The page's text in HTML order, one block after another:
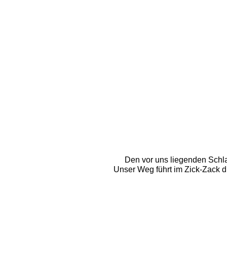
Den vor uns liegenden
Unser Weg führt im Zick-Zack